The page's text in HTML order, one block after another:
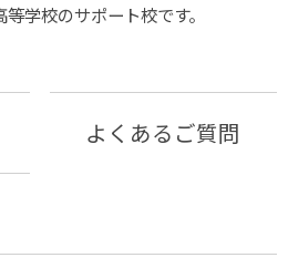
学校のサポート校です。
よくあるご質問